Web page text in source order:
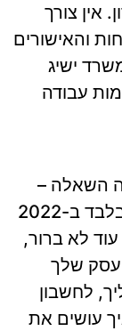
אין צורך
והאישורים
ישיג
מכל המקומות עבודה
השאלה –
האם הקורונה הולכת להישאר זיכרון בלבד ב-2022
לא ברור,
שלך
לחשבון
עושים את